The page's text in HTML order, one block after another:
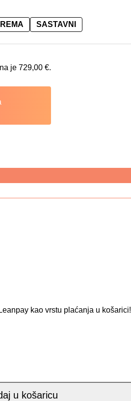
SASTAVNI
je 729,00 €.
kao vrstu plaćanja u košarici!
u košaricu